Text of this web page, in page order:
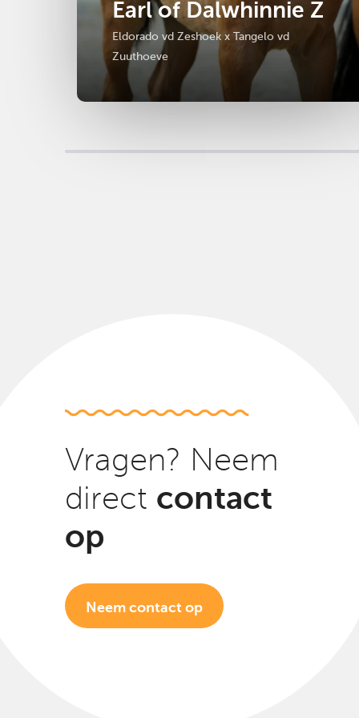
Earl of Dalwhinnie Z
Eldorado vd Zeshoek x Tangelo vd
Zuuthoeve
Vragen? Neem
direct contact
op
Neem contact op